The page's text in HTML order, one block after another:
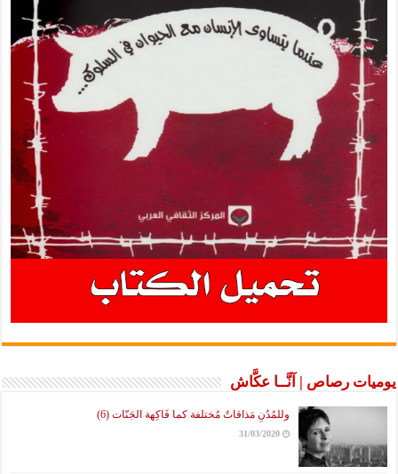
يوميات رصاص | آنَّــا عكَّاش
وللمُدُنِ مَذاقاتٌ مُختلفة كما فَاكِهة الجَنّات (6)
31/03/2020